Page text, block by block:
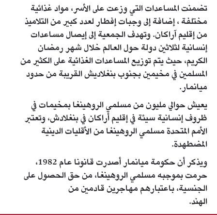
تضمنت المساعدات التي وزعت على الأسر، مواد غذائية
مختلفة ، إضافة إلى وجبات إفطار لعدد كبير من التلاميذ
من إقليم آراكان. وتهدف الجمعية إلى إيصال مساعدات
إنسانية لثلاثين دولة حول العالم خلال شهر رمضان
الكريم، حيث يتم توزيع المساعدات الغذائية على الكثير من
المسلمين في مخيمين بجنوب بنغلاديش القريبة من حدود
ميانمار.
يعيش حوالي مليون من مسلمي الروهينغا بمخيمات في
ظروف إنسانية سيئة في إقليم أراكان في بنغلادش، وتعتبر
الأمم المتحدة مسلمي الروهينغا من الأقليات الدينية
المضطهدة.
ويذكر أن حكومة ميانمار أصدرت قانونا عام 1982،
حرمت بموجبه مسلمي الروهينغا، من حق الحصول على
الجنسية، باعتبارهم مهاجرين قادمين من
الهند.